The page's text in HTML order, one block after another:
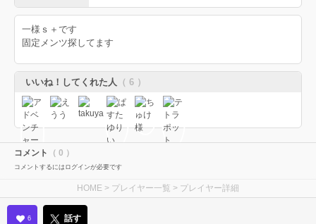
一様ｓ＋です
固定メンツ探してます
いいね！してくれた人 （ 6 ）
コメント （ 0 ）
コメントするにはログインが必要です
HOME > プレイヤー一覧 > プレイヤー詳細
6 話す